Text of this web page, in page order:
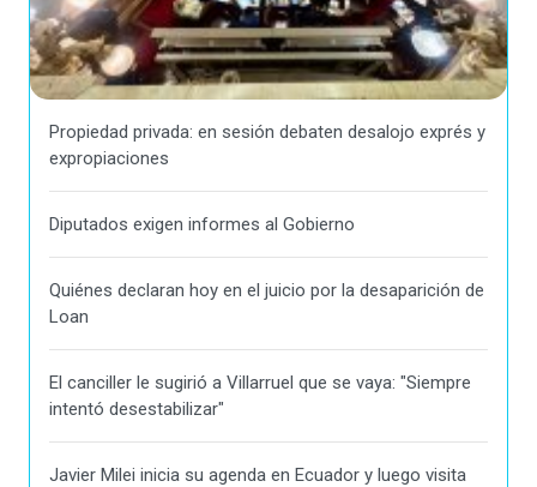
Propiedad privada: en sesión debaten desalojo exprés y
expropiaciones
Diputados exigen informes al Gobierno
Quiénes declaran hoy en el juicio por la desaparición de
Loan
El canciller le sugirió a Villarruel que se vaya: "Siempre
intentó desestabilizar"
Javier Milei inicia su agenda en Ecuador y luego visita